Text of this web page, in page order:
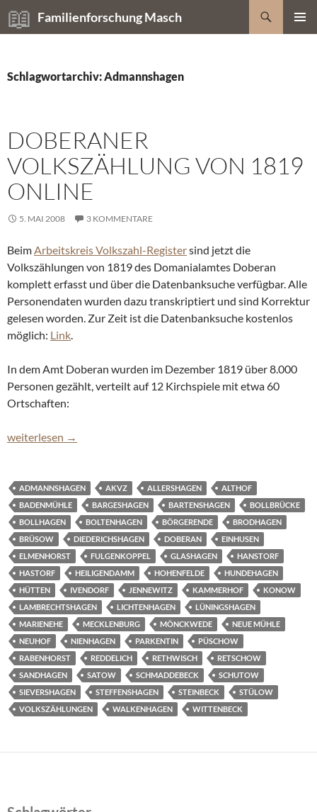
Zum
Inhalt
Familienforschung Masch
Suchen
Schlagwortarchiv: Admannshagen
DOBERANER
VOLKSZÄHLUNG VON 1819
ONLINE
5. MAI 2008 3 KOMMENTARE
BeimArbeitskreis Volkszahl-Registersind jetzt die
Volkszählungen von 1819 des Domanialamtes Doberan
komplett erfasst und über die Datenbanksuche verfügbar. Alle
Personendaten wurden dazu transkriptiert und sind Korrektur
gelesen worden. Zur Zeit ist die Datenbanksuche kostenlos
möglich: Link.
In dem Amt Doberan wurden im Dezember 1819 über 8.000
Personen gezählt, verteilt auf 12 Kirchspiele mit etwa 60
Ortschaften:
Doberaner Volkszählung von 1819 online
weiterlesen →
ADMANNSHAGEN AKVZ ALLERSHAGEN
ALTHOF
BADENMÜHLE
BARGESHAGEN BARTENSHAGEN
BOLLBRÜCKE
BOLLHAGEN
BOLTENHAGEN BÖRGERENDE
BRODHAGEN
BRÜSOW
DIEDERICHSHAGEN DOBERAN
EINHUSEN
ELMENHORST
FULGENKOPPEL GLASHAGEN
HANSTORF
HASTORF
HEILIGENDAMM HOHENFELDE
HUNDEHAGEN
HÜTTEN
IVENDORF JENNEWITZ KAMMERHOF
KONOW
LAMBRECHTSHAGEN
LICHTENHAGEN
LÜNINGSHAGEN
MARIENEHE
MECKLENBURG MÖNCKWEDE
NEUE MÜHLE
NEUHOF
NIENHAGEN PARKENTIN
PÜSCHOW
RABENHORST
REDDELICH RETHWISCH
RETSCHOW
SANDHAGEN
SATOW SCHMADDEBECK
SCHUTOW
SIEVERSHAGEN
STEFFENSHAGEN STEINBECK
STÜLOW
VOLKSZÄHLUNGEN
WALKENHAGEN WITTENBECK